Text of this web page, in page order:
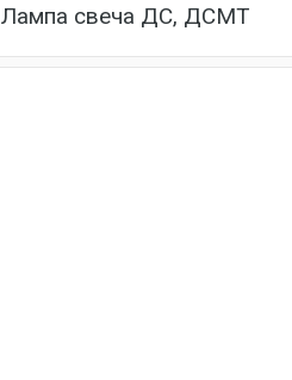
Лампа свеча ДС, ДСМТ